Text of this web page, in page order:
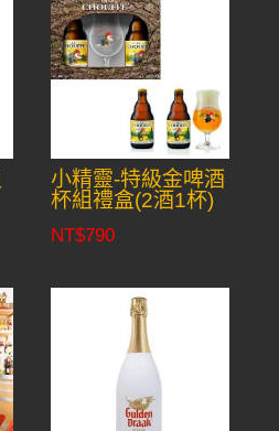
小精靈-特級金啤酒
杯組禮盒(2酒1杯)
NT$790